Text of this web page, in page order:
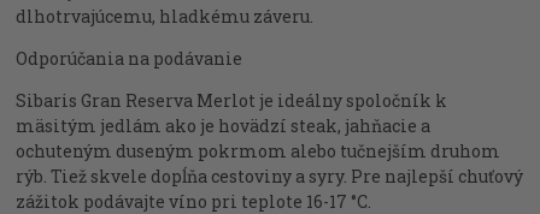
dlhotrvajúcemu, hladkému záveru.
Odporúčania na podávanie
Sibaris Gran Reserva Merlot je ideálny spoločník k
mäsitým jedlám ako je hovädzí steak, jahňacie a
ochuteným duseným pokrmom alebo tučnejším druhom
rýb. Tiež skvele dopĺňa cestoviny a syry. Pre najlepší chuťový
zážitok podávajte víno pri teplote 16-17 °C.